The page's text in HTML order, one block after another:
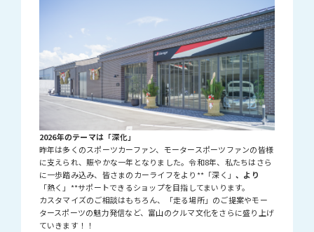
2026年のテーマは「深化」
昨年は多くのスポーツカーファン、モータースポーツファンの皆様
に支えられ、賑やかな一年となりました。令和8年、私たちはさら
に一歩踏み込み、皆さまのカーライフをより**「深く」、より
「熱く」**サポートできるショップを目指してまいります。
カスタマイズのご相談はもちろん、「走る場所」のご提案やモー
タースポーツの魅力発信など、富山のクルマ文化をさらに盛り上げ
ていきます！！